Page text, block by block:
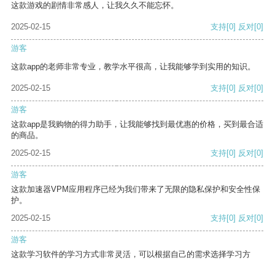
这款游戏的剧情非常感人，让我久久不能忘怀。
2025-02-15 支持[0] 反对[0]
游客
这款app的老师非常专业，教学水平很高，让我能够学到实用的知识。
2025-02-15 支持[0] 反对[0]
游客
这款app是我购物的得力助手，让我能够找到最优惠的价格，买到最合适
的商品。
2025-02-15
支持[0] 反对[0]
游客
这款加速器VPM应用程序已经为我们带来了无限的隐私保护和安全性保
护。
2025-02-15
支持[0] 反对[0]
游客
这款学习软件的学习方式非常灵活，可以根据自己的需求选择学习方